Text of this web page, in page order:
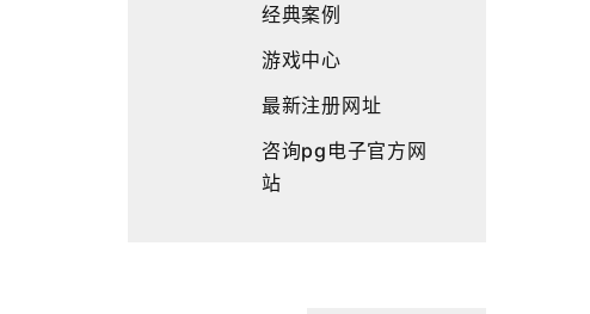
经典案例
游戏中心
最新注册网址
咨询pg电子官方网
站